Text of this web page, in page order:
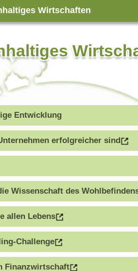
Wirtschaften
Entwicklung
erfolgreicher sind
Wissenschaft des
allen Lebens
Challenge
Finanzwirtschaft